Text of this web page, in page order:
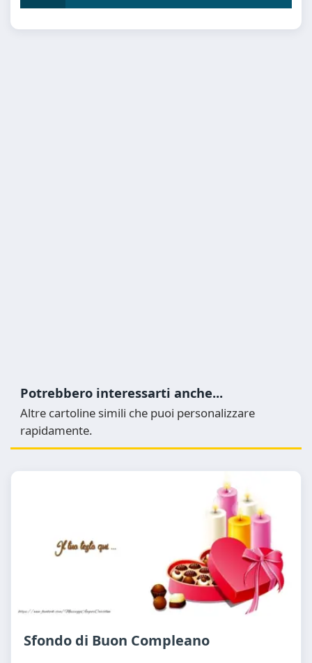
Potrebbero interessarti anche...
Altre cartoline simili che puoi personalizzare
rapidamente.
Sfondo di Buon Compleano